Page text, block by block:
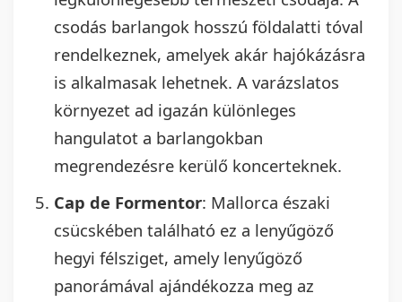
csodás barlangok hosszú földalatti tóval
rendelkeznek, amelyek akár hajókázásra
is alkalmasak lehetnek. A varázslatos
környezet ad igazán különleges
hangulatot a barlangokban
megrendezésre kerülő koncerteknek.
Cap de Formentor: Mallorca északi
csücskében található ez a lenyűgöző
hegyi félsziget, amely lenyűgöző
panorámával ajándékozza meg az